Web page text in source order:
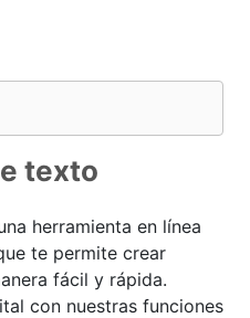
texto
herramienta en línea
te permite crear
fácil y rápida.
con nuestras funciones